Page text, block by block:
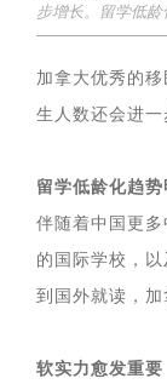
步增长。留学低
加拿大优秀的
生人数还会进一
留学低龄化趋势
伴随着中国更
的国际学校，
到国外就读，
软实力愈发重要